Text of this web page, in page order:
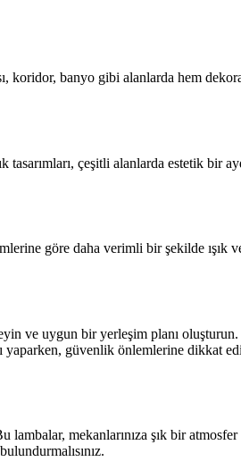
koridor, banyo gibi alanlarda hem
çeşitli alanlarda estetik bir
göre daha verimli bir şekilde ışık
ve uygun bir yerleşim planı
güvenlik önlemlerine dikkat
mekanlarınıza şık bir